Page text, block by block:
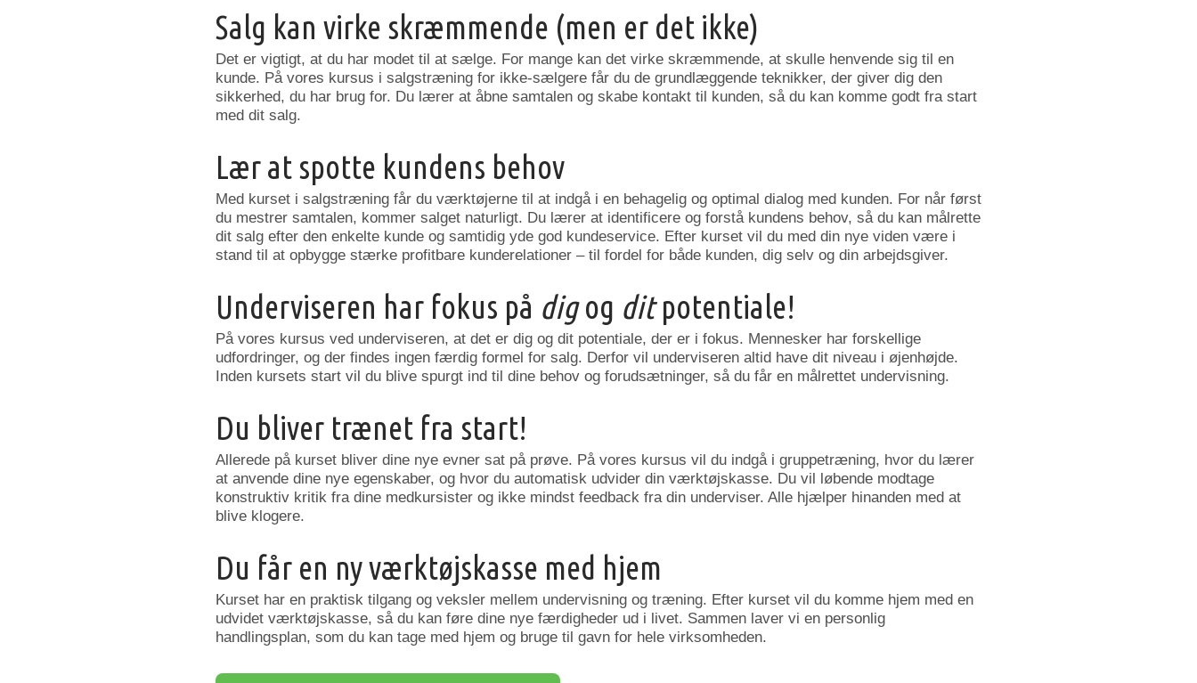
Salg kan virke skræmmende (men er det ikke)
Det er vigtigt, at du har modet til at sælge. For mange kan det virke skræmmende, at skulle henvende sig til en
kunde. På vores kursus i salgstræning for ikke-sælgere får du de grundlæggende teknikker, der giver dig den
sikkerhed, du har brug for. Du lærer at åbne samtalen og skabe kontakt til kunden, så du kan komme godt fra start
med dit salg.
Lær at spotte kundens behov
Med kurset i salgstræning får du værktøjerne til at indgå i en behagelig og optimal dialog med kunden. For når først
du mestrer samtalen, kommer salget naturligt. Du lærer at identificere og forstå kundens behov, så du kan målrette
dit salg efter den enkelte kunde og samtidig yde god kundeservice. Efter kurset vil du med din nye viden være i
stand til at opbygge stærke profitbare kunderelationer – til fordel for både kunden, dig selv og din arbejdsgiver.
Underviseren har fokus på digog ditpotentiale!
På vores kursus ved underviseren, at det er dig og dit potentiale, der er i fokus. Mennesker har forskellige
udfordringer, og der findes ingen færdig formel for salg. Derfor vil underviseren altid have dit niveau i øjenhøjde.
Inden kursets start vil du blive spurgt ind til dine behov og forudsætninger, så du får en målrettet undervisning.
Du bliver trænet fra start!
Allerede på kurset bliver dine nye evner sat på prøve. På vores kursus vil du indgå i gruppetræning, hvor du lærer
at anvende dine nye egenskaber, og hvor du automatisk udvider din værktøjskasse. Du vil løbende modtage
konstruktiv kritik fra dine medkursister og ikke mindst feedback fra din underviser. Alle hjælper hinanden med at
blive klogere.
Du får en ny værktøjskasse med hjem
Kurset har en praktisk tilgang og veksler mellem undervisning og træning. Efter kurset vil du komme hjem med en
udvidet værktøjskasse, så du kan føre dine nye færdigheder ud i livet. Sammen laver vi en personlig
handlingsplan, som du kan tage med hjem og bruge til gavn for hele virksomheden.